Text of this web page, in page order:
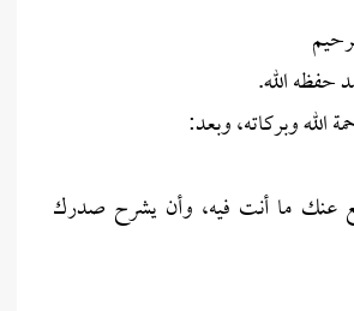
حفظه الله.
الله وبركاته، وبعد:
عنك ما أنت فيه، وأن يشرح صدرك